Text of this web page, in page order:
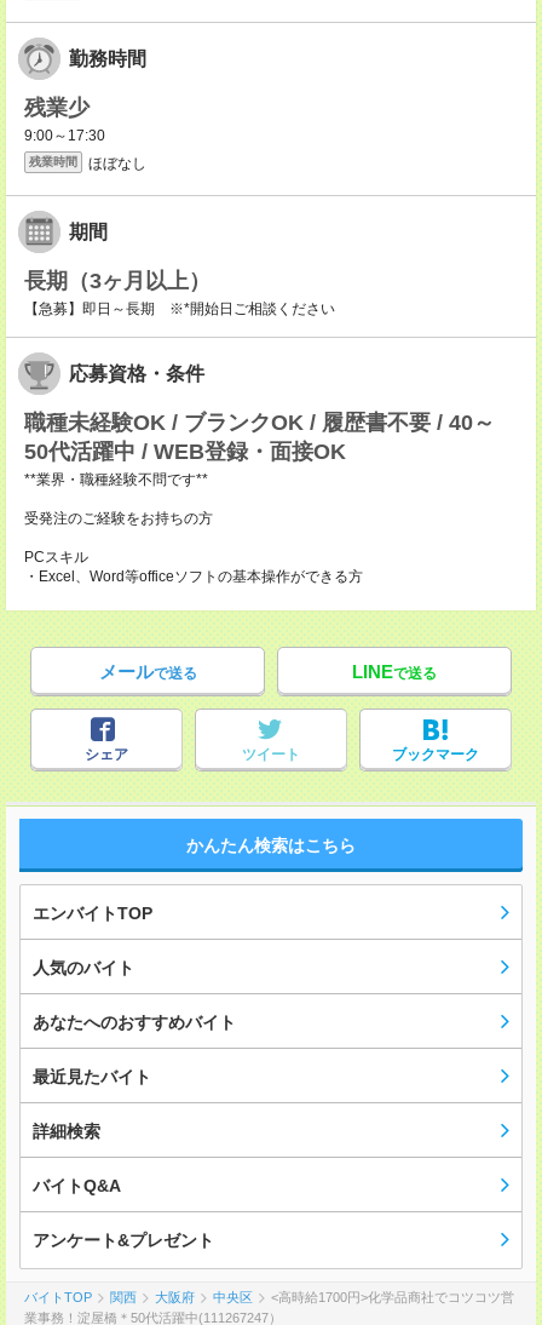
勤務時間
残業少
9:00～17:30
残業時間 ほぼなし
期間
長期（3ヶ月以上）
【急募】即日～長期 ※*開始日ご相談ください
応募資格・条件
職種未経験OK / ブランクOK / 履歴書不要 / 40～
50代活躍中 / WEB登録・面接OK
**業界・職種経験不問です**
受発注のご経験をお持ちの方
PCスキル
・Excel、Word等officeソフトの基本操作ができる方
メールで送る LINEで送る
シェア ツイート ブックマーク
かんたん検索はこちら
エンバイトTOP
人気のバイト
あなたへのおすすめバイト
最近見たバイト
詳細検索
バイトQ&A
アンケート&プレゼント
バイトTOP 関西 大阪府 中央区
<高時給1700円>化学品商社でコツコツ営
業事務！淀屋橋＊50代活躍中(111267247）